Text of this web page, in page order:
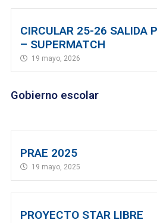
CIRCULAR 25-26 SALIDA
– SUPERMATCH
19 mayo, 2026
Gobierno escolar
PRAE 2025
19 mayo, 2025
PROYECTO STAR LIBRE